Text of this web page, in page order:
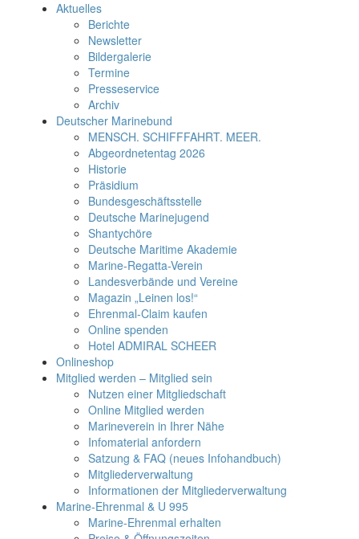
Aktuelles
Berichte
Newsletter
Bildergalerie
Termine
Presseservice
Archiv
Deutscher Marinebund
MENSCH. SCHIFFFAHRT. MEER.
Abgeordnetentag 2026
Historie
Präsidium
Bundesgeschäftsstelle
Deutsche Marinejugend
Shantychöre
Deutsche Maritime Akademie
Marine-Regatta-Verein
Landesverbände und Vereine
Magazin „Leinen los!“
Ehrenmal-Claim kaufen
Online spenden
Hotel ADMIRAL SCHEER
Onlineshop
Mitglied werden – Mitglied sein
Nutzen einer Mitgliedschaft
Online Mitglied werden
Marineverein in Ihrer Nähe
Infomaterial anfordern
Satzung & FAQ (neues Infohandbuch)
Mitgliederverwaltung
Informationen der Mitgliederverwaltung
Marine-Ehrenmal & U 995
Marine-Ehrenmal erhalten